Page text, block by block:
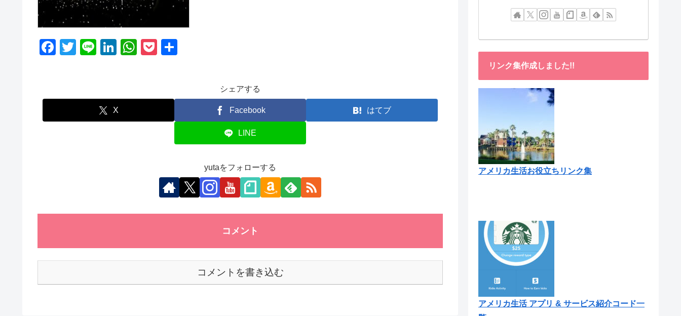
F
e
T
er
Li
Li
e
dI
W
s
P
et
シェアする
X Facebook はてブ
LINE
yutaをフォローする
コメント
コメントを書き込む
リンク集作成しました!!
アメリカ生活お役立ちリンク集
アメリカ生活 アプリ & サービス紹介コード一